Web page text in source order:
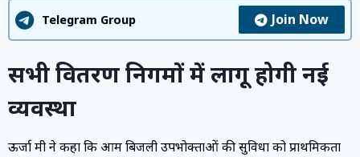
Telegram Group Join Now
सभी वितरण निगमों में लागू होगी नई
व्यवस्था
ऊर्जा मंत्री ने कहा कि आम बिजली उपभोक्ताओं की सुविधा को प्राथमिकता